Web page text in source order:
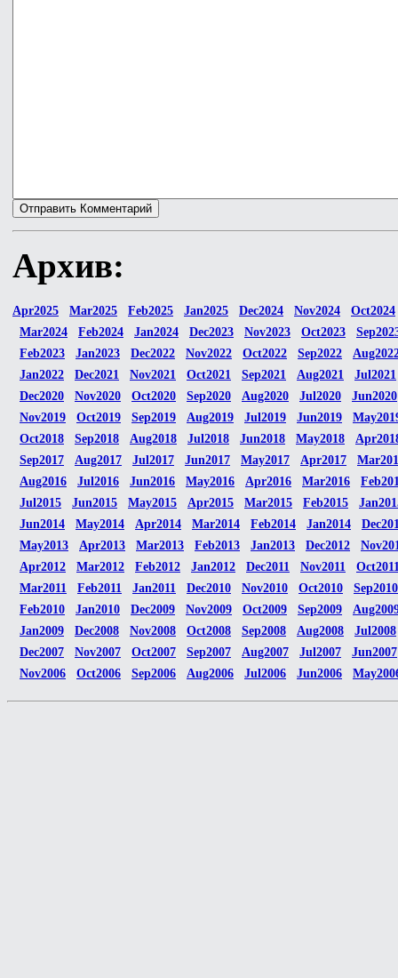
Архив:
Apr2025 Mar2025 Feb2025 Jan2025 Dec2024 Nov2024
Oct2024
Mar2024
Feb2024 Jan2024 Dec2023 Nov2023 Oct2023
Feb2023
Jan2023 Dec2022 Nov2022 Oct2022 Sep2022
Jan2022
Dec2021 Nov2021 Oct2021 Sep2021 Aug2021
Jul2021
Dec2020
Nov2020 Oct2020 Sep2020 Aug2020 Jul2020
Jun2020
Nov2019
Oct2019 Sep2019 Aug2019 Jul2019 Jun2019
Oct2018
Sep2018 Aug2018 Jul2018 Jun2018 May2018
Sep2017
Aug2017 Jul2017 Jun2017 May2017 Apr2017
Aug2016
Jul2016 Jun2016 May2016 Apr2016 Mar2016
Jul2015
Jun2015 May2015 Apr2015 Mar2015 Feb2015
Jun2014
May2014 Apr2014 Mar2014 Feb2014 Jan2014
May2013
Apr2013 Mar2013 Feb2013 Jan2013 Dec2012
Apr2012
Mar2012 Feb2012 Jan2012 Dec2011 Nov2011
Mar2011
Feb2011 Jan2011 Dec2010 Nov2010 Oct2010
Sep2010
Feb2010
Jan2010 Dec2009 Nov2009 Oct2009 Sep2009
Jan2009
Dec2008 Nov2008 Oct2008 Sep2008 Aug2008
Jul2008
Dec2007
Nov2007 Oct2007 Sep2007 Aug2007 Jul2007
Jun2007
Nov2006
Oct2006 Sep2006 Aug2006 Jul2006 Jun2006